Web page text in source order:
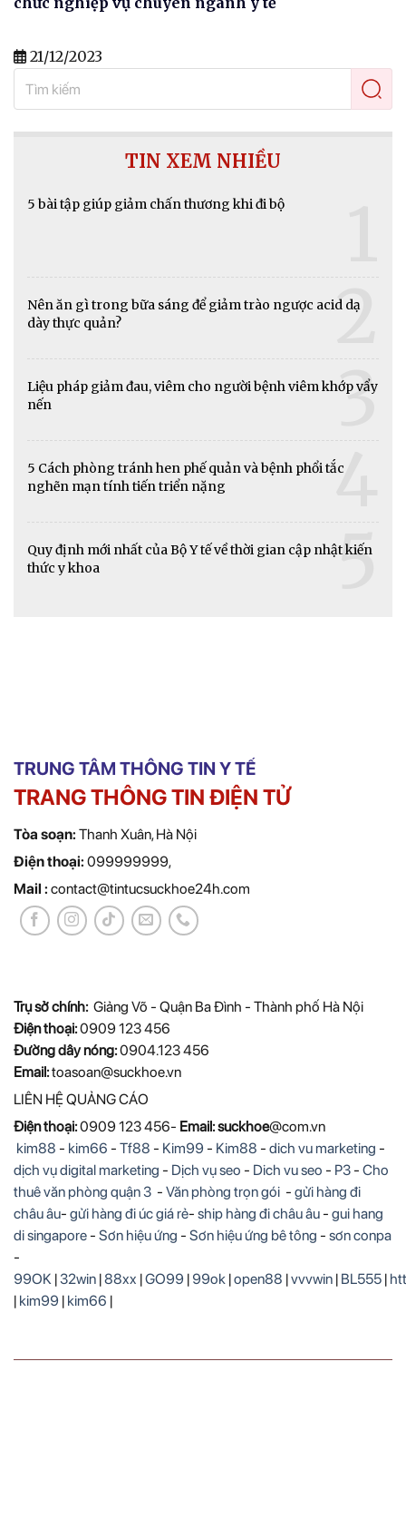
21/12/2023
TIN XEM NHIỀU
5 bài tập giúp giảm chấn thương khi đi bộ
Nên ăn gì trong bữa sáng để giảm trào ngược acid dạ
dày thực quản?
2
Liệu pháp giảm đau, viêm cho người bệnh viêm khớp vẩy
nến
3
5 Cách phòng tránh hen phế quản và bệnh phổi tắc
nghẽn mạn tính tiến triển nặng
4
Quy định mới nhất của Bộ Y tế về thời gian cập nhật kiến
thức y khoa
5
TRUNG TÂM THÔNG TIN Y TẾ
TRANG THÔNG TIN ĐIỆN TỬ
Tòa soạn: Thanh Xuân, Hà Nội
Điện thoại: 099999999,
Mail : contact@tintucsuckhoe24h.com
Trụ sở chính:Giảng Võ - Quận Ba Đình - Thành phố Hà Nội
Điện thoại:0909 123 456
Đường dây nóng:0904.123 456
Email:toasoan@suckhoe.vn
LIÊN HỆ QUẢNG CÁO
Điện thoại:0909 123 456- Email: suckhoe@com.vn
kim88 - kim66 - Tf88 - Kim99 - Kim88 - dich vu marketing -
dịch vụ digital marketing - Dịch vụ seo - Dich vu seo - P3 - Cho
thuê văn phòng quận 3 - Văn phòng trọn gói - gửi hàng đi
châu âu- gửi hàng đi úc giá rẻ- ship hàng đi châu âu - gui hang
di singapore - Sơn hiệu ứng - Sơn hiệu ứng bê tông - sơn conpa
-
99OK |32win |88xx |GO99 | 99ok |open88 |vvvwin | BL555 |
| kim99 | kim66 |